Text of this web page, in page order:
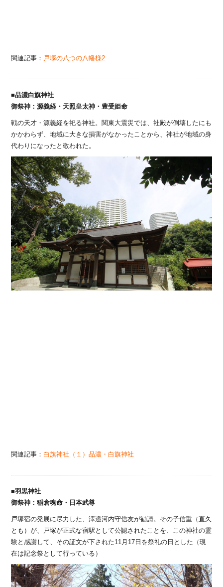
関連記事： 戸塚の八つの八幡様2
■品濃白旗神社
御祭神：源義経・天照皇太神・豊受姫命
戦の天才・源義経を祀る神社。関東大震災では、社殿が倒壊したにも
かかわらず、地域に大きな損害がなかったことから、神社が地域の身
代わりになったと敬われた。
関連記事： 白旗神社（１）品濃・白旗神社
■羽黒神社
御祭神：稲倉魂命・日本武尊
戸塚宿の発展に尽力した、澤邉河内守信友が勧請。その子信重（直久
とも）が、戸塚が正式な宿駅として公認されたことを、この神社の霊
験と感謝して、その証文が下された11月17日を祭礼の日とした（現
在は記念祭として行っている）